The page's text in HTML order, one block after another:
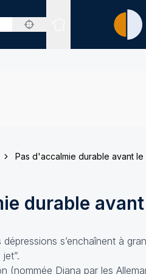
Sites expertisés
Pas d'accalmie durable avant le
durable
s’enchaînent à
(nommée Diana par les